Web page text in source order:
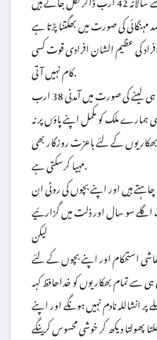
کا نتیجہ ہمیں سالانہ 21 فیصد مہنگائی کی صورت میں بھگتنا پڑتا ہے
کے لئے 3 کروڑ 80 لاکھ افراد کی عظیم الشان افرادی قوت کسی
کام نہیں آتی.
جبکہ ان سے کام لینے اور معمولی کام ہی لینے کی صورت میں آمدنی 38 ارب
ہمارے ملک کو مکمل اپنے پاؤں پر نہ
کے لئے باعزت روزگار بھی
مہیا کرسکتی ہے.
ہیں اور اپنے بچوں کی روٹی ان
لیکن
استحکام اور اپنے بچوں کے لئے
سے تمام بھکاریوں کو خداحافظ کہہ
انشاللہ نادم نہیں ہونگے اور اپنے